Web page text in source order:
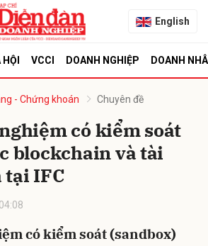
English
VCCI DOANH NGHIỆP DOANH
- Chứng khoán Chuyên đề
có kiểm soát
blockchain và tài
tại IFC
có kiểm soát (sandbox)
Hủy